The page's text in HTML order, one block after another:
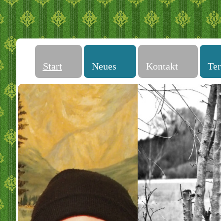
Start Neues Kontakt